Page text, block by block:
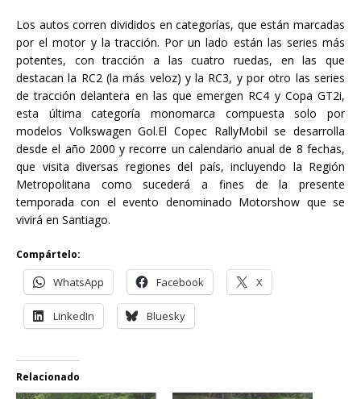
Los autos corren divididos en categorías, que están marcadas
por el motor y la tracción. Por un lado están las series más
potentes, con tracción a las cuatro ruedas, en las que
destacan la RC2 (la más veloz) y la RC3, y por otro las series
de tracción delantera en las que emergen RC4 y Copa GT2i,
esta última categoría monomarca compuesta solo por
modelos Volkswagen Gol.El Copec RallyMobil se desarrolla
desde el año 2000 y recorre un calendario anual de 8 fechas,
que visita diversas regiones del país, incluyendo la Región
Metropolitana como sucederá a fines de la presente
temporada con el evento denominado Motorshow que se
vivirá en Santiago.
Compártelo:
WhatsApp Facebook X
LinkedIn Bluesky
Relacionado